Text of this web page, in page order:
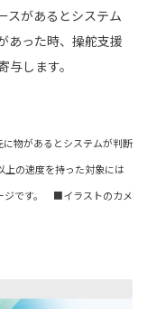
スがあるとシステム
あった時、操舵支援
します。
物があるとシステムが判断
の速度を持った対象には
ジです。 ■イラストのカメ